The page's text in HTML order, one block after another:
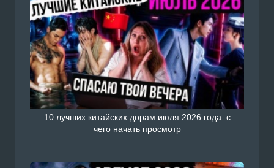
10 лучших китайских дорам июля 2026 года: с
чего начать просмотр